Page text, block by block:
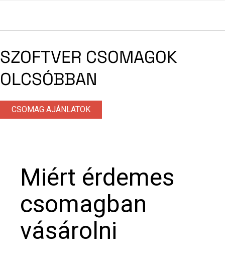
SZOFTVER CSOMAGOK
OLCSÓBBAN
CSOMAG AJÁNLATOK
Miért érdemes
csomagban
vásárolni